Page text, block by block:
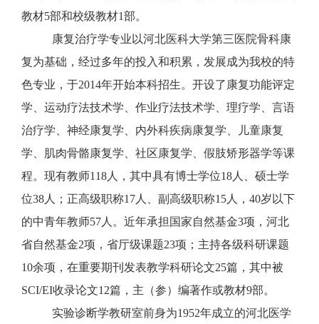
教材5部和校级教材1部。
康复治疗学专业以河北医科大学第三医院骨科康
复为基础，经过多年的投入和积累，发展成为我校的特
色专业，于2014年开始本科招生。开设了康复功能评定
学、运动疗法技术学、作业疗法技术学、理疗学、言语
治疗学、神经康复学、内外科疾病康复学、儿童康复
学、肌肉骨骼康复学、社区康复学、假肢矫形器学等课
程。现有教师118人，其中具有博士学位18人、硕士学
位38人；正高级职称17人、副高级职称15人，40岁以下
的中青年教师57人 。近年承担国家自然基金3项，河北
省自然基金2项，省厅级课题23项； 主持各级科研课题
10余项，在重要期刊发表教学科研论文25篇，其中被
SCI/EI收录论文12篇，主（参）编著作或教材9部。
实验诊断学教研室前身为1952年成立的河北医学